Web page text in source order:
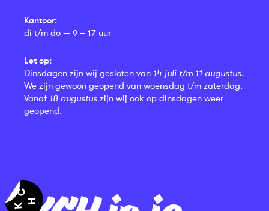
Kantoor:
di t/m do — 9 – 17 uur
Let op:
Dinsdagen zijn wij gesloten van 14 juli t/m 11 augustus.
We zijn gewoon geopend van woensdag t/m zaterdag.
Vanaf 18 augustus zijn wij ook op dinsdagen weer
geopend.